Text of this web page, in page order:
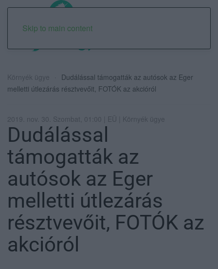
Skip to main content
Környék ügye
Dudálással támogatták az autósok az Eger
melletti útlezárás résztvevőit, FOTÓK az akcióról
2019. nov. 30. Szombat, 01:00 | EÜ | Környék ügye
Dudálással
támogatták az
autósok az Eger
melletti útlezárás
résztvevőit, FOTÓK az
akcióról